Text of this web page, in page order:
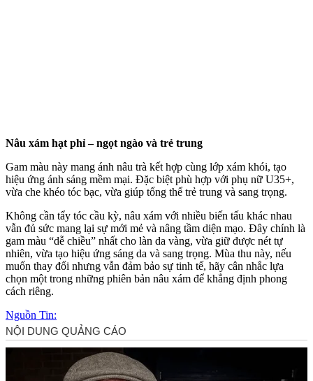
Nâu xám hạt phỉ – ngọt ngào và trẻ trung
Gam màu này mang ánh nâu trà kết hợp cùng lớp xám khói, tạo
hiệu ứng ánh sáng mềm mại. Đặc biệt phù hợp với phụ nữ U35+,
vừa che khéo tóc bạc, vừa giúp tổng thể trẻ trung và sang trọng.
Không cần tẩy tóc cầu kỳ, nâu xám với nhiều biến tấu khác nhau
vẫn đủ sức mang lại sự mới mẻ và nâng tầm diện mạo. Đây chính là
gam màu “dễ chiều” nhất cho làn da vàng, vừa giữ được nét tự
nhiên, vừa tạo hiệu ứng sáng da và sang trọng. Mùa thu này, nếu
muốn thay đổi nhưng vẫn đảm bảo sự tinh tế, hãy cân nhắc lựa
chọn một trong những phiên bản nâu xám để khẳng định phong
cách riêng.
Nguồn Tin: